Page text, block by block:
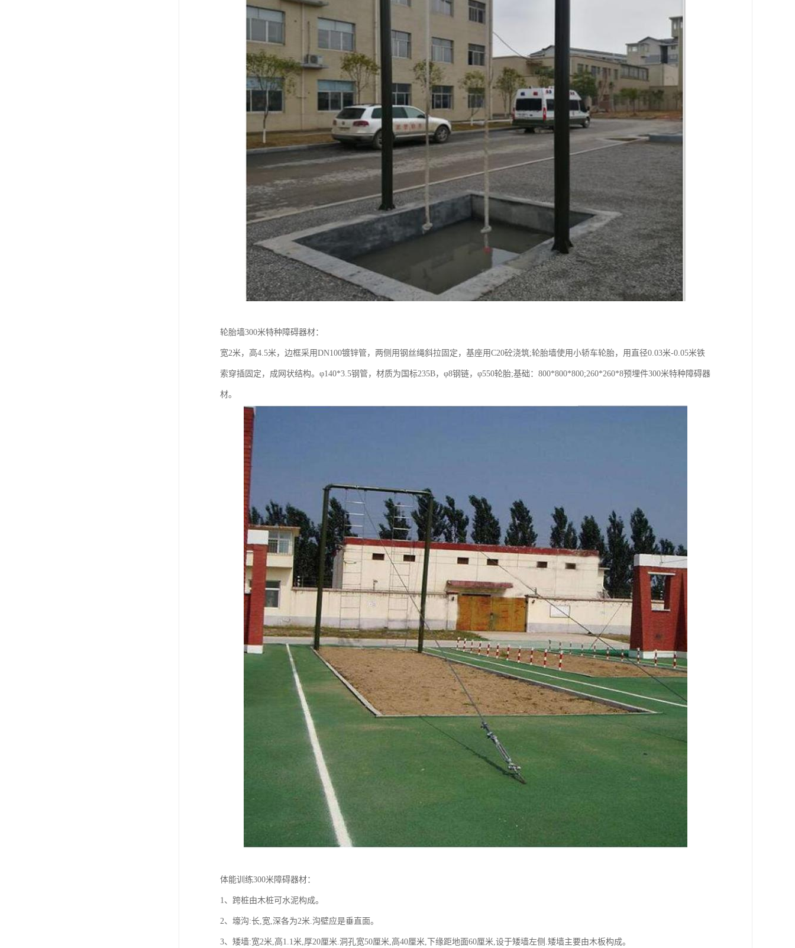
轮胎墙300米特种障碍器材：
宽2米，高4.5米，边框采用DN100镀锌管，两侧用钢丝绳斜拉固定，基座用C20砼浇筑;轮胎墙使用小轿车轮胎，用直径0.03米-0.05米铁
索穿插固定，成网状结构。φ140*3.5钢管，材质为国标235B，φ8钢链，φ550轮胎;基础：800*800*800;260*260*8预埋件300米特种障碍器
材。
体能训练300米障碍器材：
1、跨桩由木桩可水泥构成。
2、壕沟:长,宽,深各为2米.沟壁应是垂直面。
3、矮墙:宽2米,高1.1米,厚20厘米.洞孔宽50厘米,高40厘米,下缘距地面60厘米,设于矮墙左侧.矮墙主要由木板构成。